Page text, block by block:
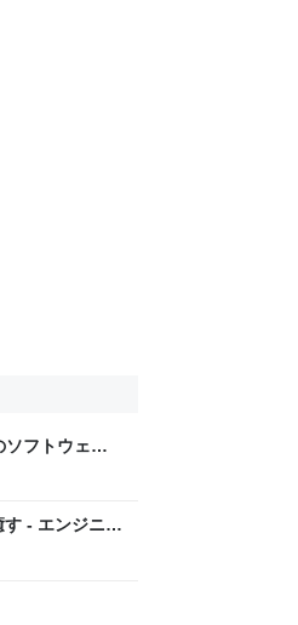
フトウェア
- エンジニア